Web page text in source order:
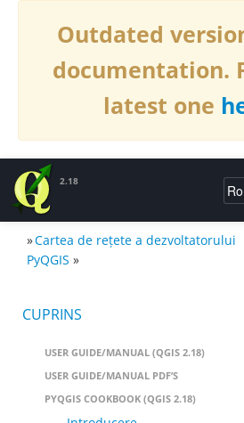
Outdated
documentation.
latest one
2.18
DOCUMENTAȚIE QGIS 2.18
»Cartea de rețete a dezvoltatorului
PyQGIS »
CUPRINS
USER GUIDE/MANUAL (QGIS 2.18)
USER GUIDE/MANUAL PDF’S
PYQGIS COOKBOOK (QGIS 2.18)